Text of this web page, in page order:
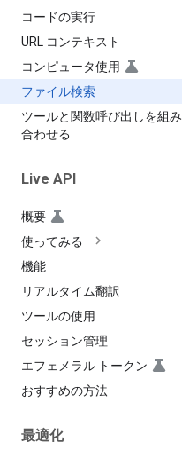
コードの実行
URL コンテキスト
コンピュータ使用
ファイル検索
ツールと関数呼び出しを組み
合わせる
Live API
概要
使ってみる
機能
リアルタイム翻訳
ツールの使用
セッション管理
エフェメラル トークン
おすすめの方法
最適化